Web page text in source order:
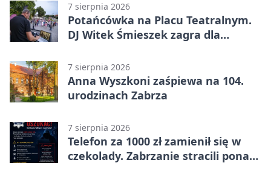
7 sierpnia 2026
Potańcówka na Placu Teatralnym.
DJ Witek Śmieszek zagra dla
7 sierpnia 2026
Anna Wyszkoni zaśpiewa na 104.
urodzinach Zabrza
7 sierpnia 2026
Telefon za 1000 zł zamienił się w
czekolady. Zabrzanie stracili ponad